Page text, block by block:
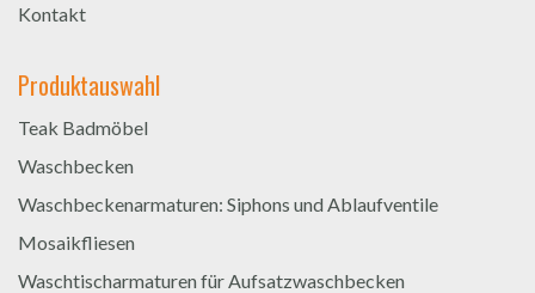
Kontakt
Produktauswahl
Teak Badmöbel
Waschbecken
Waschbeckenarmaturen: Siphons und Ablaufventile
Mosaikfliesen
Waschtischarmaturen für Aufsatzwaschbecken